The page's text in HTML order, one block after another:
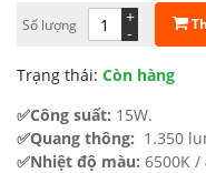
Số lượng -
+
Trạng thái: Còn hàng
✅Công suất: 15W.
✅Quang thông: 1.350
✅Nhiệt độ màu: 6500K /